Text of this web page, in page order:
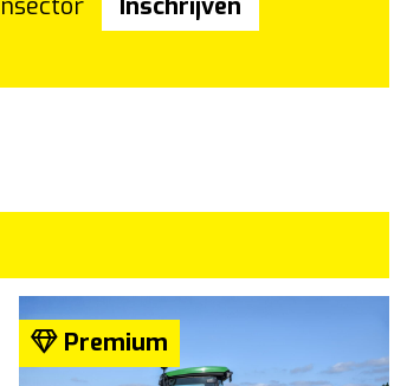
Inschrijven
Premium